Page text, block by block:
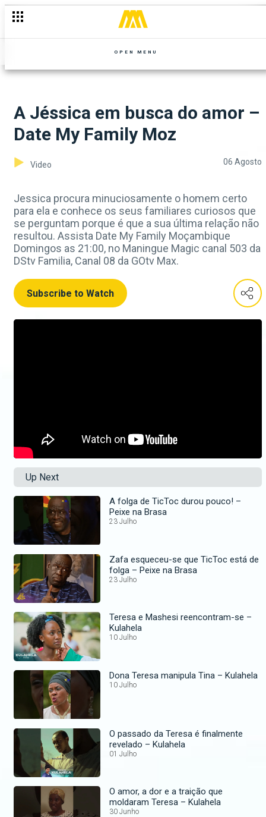
OPEN MENU
A Jéssica em busca do amor –
Date My Family Moz
Video 06 Agosto
Jessica procura minuciosamente o homem certo
para ela e conhece os seus familiares curiosos que
se perguntam porque é que a sua última relação não
resultou. Assista Date My Family Moçambique
Domingos as 21:00, no Maningue Magic canal 503 da
DStv Familia, Canal 08 da GOtv Max.
Subscribe to Watch
Up Next
A folga de TicToc durou pouco! –
Peixe na Brasa
23 Julho
Zafa esqueceu-se que TicToc está de
folga – Peixe na Brasa
23 Julho
Teresa e Mashesi reencontram-se –
Kulahela
10 Julho
Dona Teresa manipula Tina – Kulahela
10 Julho
O passado da Teresa é finalmente
revelado – Kulahela
01 Julho
O amor, a dor e a traição que
moldaram Teresa – Kulahela
30 Junho